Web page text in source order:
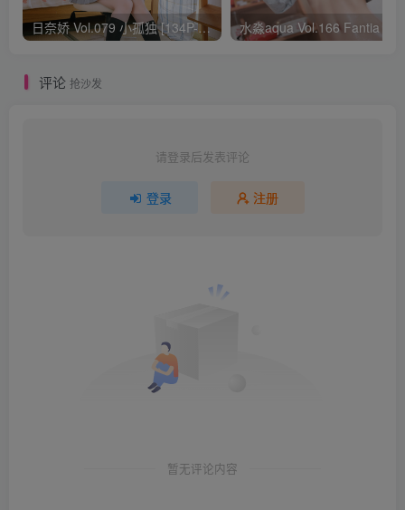
日奈娇 Vol.079 小孤独 [134P-1.84GB]
评论 抢沙发
请登录后发表评论
登录 注册
暂无评论内容